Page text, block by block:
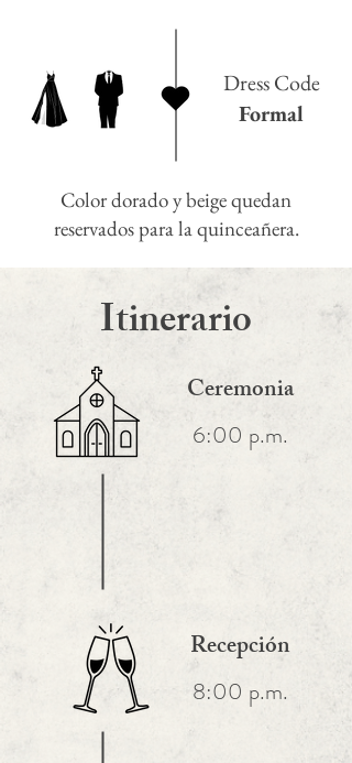
Dress Code
Formal
Color dorado y beige quedan
reservados para la quinceañera.
Itinerario
Ceremonia
6:00 p.m.
Recepción
8:00 p.m.